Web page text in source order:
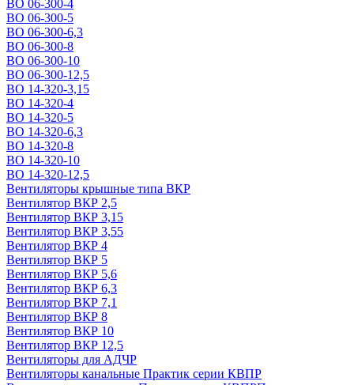
ВО 06-300-4
ВО 06-300-5
ВО 06-300-6,3
ВО 06-300-8
ВО 06-300-10
ВО 06-300-12,5
ВО 14-320-3,15
ВО 14-320-4
ВО 14-320-5
ВО 14-320-6,3
ВО 14-320-8
ВО 14-320-10
ВО 14-320-12,5
Вентиляторы крышные типа ВКР
Вентилятор ВКР 2,5
Вентилятор ВКР 3,15
Вентилятор ВКР 3,55
Вентилятор ВКР 4
Вентилятор ВКР 5
Вентилятор ВКР 5,6
Вентилятор ВКР 6,3
Вентилятор ВКР 7,1
Вентилятор ВКР 8
Вентилятор ВКР 10
Вентилятор ВКР 12,5
Вентиляторы для АДЧР
Вентиляторы канальные Практик серии КВПР